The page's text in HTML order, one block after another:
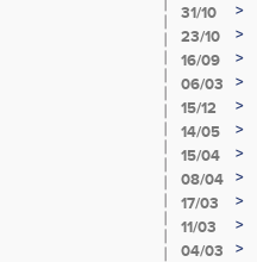
31/10
>
23/10
>
16/09
>
06/03
>
15/12
>
14/05
>
15/04 >
08/04
>
17/03 >
11/03
>
04/03
>